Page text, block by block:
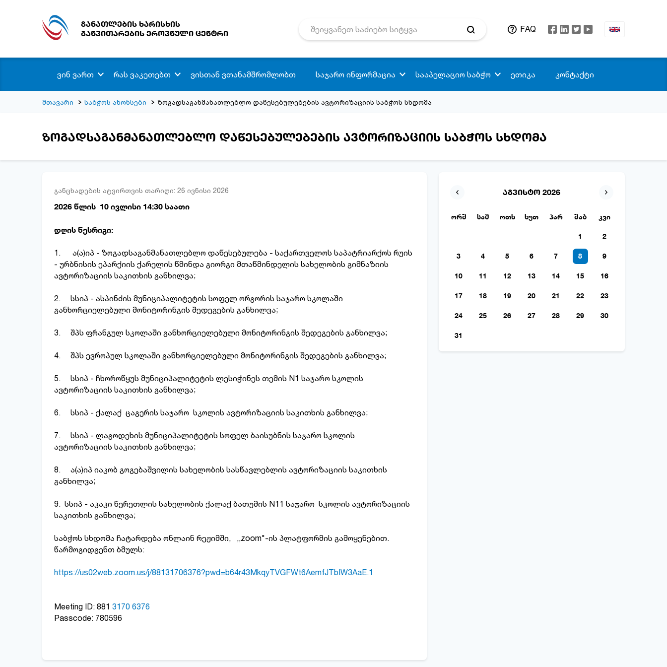
განათლების ხარისხის
განვითარების ეროვნული ცენტრი
FAQ
ვინ ვართ რას ვაკეთებთ ვისთან ვთანამშრომლობთ საჯარო ინფორმაცია სააპელაციო საბჭო ეთიკა კონტაქტი
მთავარი საბჭოს ანონსები ზოგადსაგანმანათლებლო დაწესებულებების ავტორიზაციის საბჭოს სხდომა
ზოგადსაგანმანათლებლო დაწესებულებების ავტორიზაციის საბჭოს სხდომა
აგვისტო 2026
ორშ სამ ოთხ ხუთ პარ შაბ კვი
1 2
3 4 5 6 7 8 9
10 11 12 13 14 15 16
17 18 19 20 21 22 23
24 25 26 27 28 29 30
31
განცხადების ატვირთვის თარიღი: 26 ივნისი 2026
2026 წლის 10 ივლისი 14:30 საათი
დღის წესრიგი:
1. ა(ა)იპ - ზოგადსაგანმანათლებლო დაწესებულება - საქართველოს საპატრიარქოს რუის
- ურბნისის ეპარქიის ქარელის წმინდა გიორგი მთაწმინდელის სახელობის გიმნაზიის
ავტორიზაციის საკითხის განხილვა;
2. სსიპ - ასპინძის მუნიციპალიტეტის სოფელ ორგორის საჯარო სკოლაში
განხორციელებული მონიტორინგის შედეგების განხილვა;
3. შპს ფრანგულ სკოლაში განხორციელებული მონიტორინგის შედეგების განხილვა;
4. შპს ევროპულ სკოლაში განხორციელებული მონიტორინგის შედეგების განხილვა;
5. სსიპ - ჩხოროწყუს მუნიციპალიტეტის ლესიჭინეს თემის N1 საჯარო სკოლის
ავტორიზაციის საკითხის განხილვა;
6. სსიპ - ქალაქ ცაგერის საჯარო სკოლის ავტორიზაციის საკითხის განხილვა;
7. სსიპ - ლაგოდეხის მუნიციპალიტეტის სოფელ ბაისუბნის საჯარო სკოლის
ავტორიზაციის საკითხის განხილვა;
8. ა(ა)იპ იაკობ გოგებაშვილის სახელობის სასწავლებლის ავტორიზაციის საკითხის
განხილვა;
9. სსიპ - აკაკი წერეთლის სახელობის ქალაქ ბათუმის N11 საჯარო სკოლის ავტორიზაციის
საკითხის განხილვა;
საბჭოს სხდომა ჩატარდება ონლაინ რეჟიმში, ,,zoom"-ის პლატფორმის გამოყენებით.
წარმოგიდგენთ ბმულს:
https://us02web.zoom.us/j/88131706376?pwd=b64r43MkqyTVGFWt6AemfJTbIW3AaE.1
Meeting ID: 881 3170 6376
Passcode: 780596